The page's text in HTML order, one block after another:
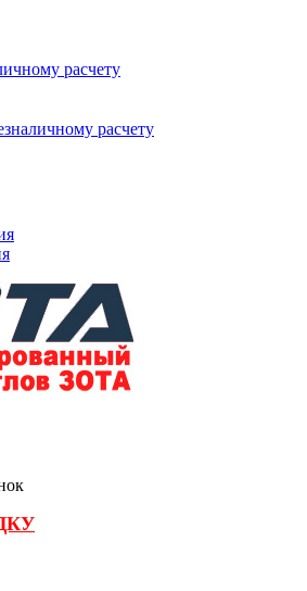
расчету
расчету